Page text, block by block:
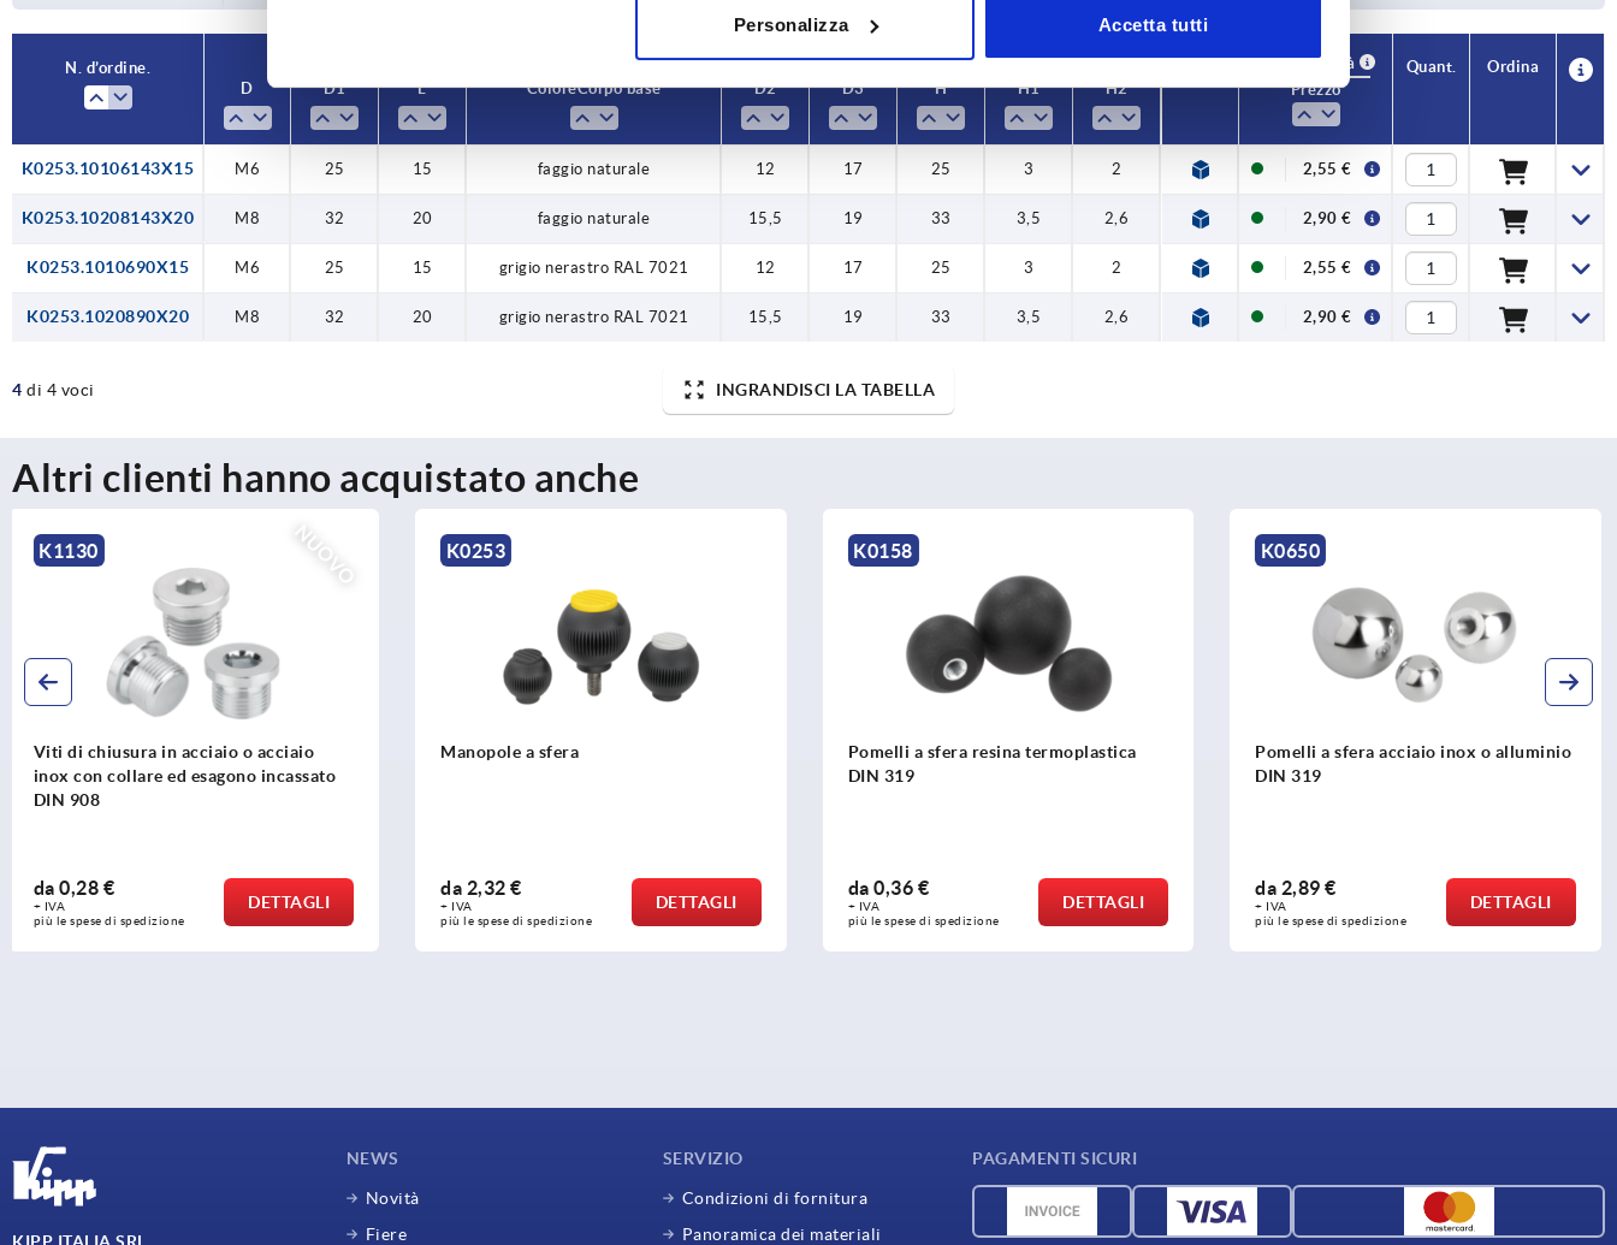
Personalizza Accetta tutti
N. d’ordine.
D
D1 L Colore Corpo base D2 D3 H H1 H2
Disponibilità
Prezzo
Quant. Ordina
K0253.10106143X15 M6 25 15 faggio naturale 12 17 25 3 2 2,55 €
K0253.10208143X20 M8 32 20 faggio naturale 15,5 19 33 3,5 2,6 2,90 €
K0253.1010690X15 M6 25 15 grigio nerastro RAL 7021 12 17 25 3 2 2,55 €
K0253.1020890X20 M8 32 20 grigio nerastro RAL 7021 15,5 19 33 3,5 2,6 2,90 €
4 di 4 voci INGRANDISCI LA TABELLA
Altri clienti hanno acquistato anche
K0253
Manopole a sfera
da2,32 €
+ IVA
più le spese di spedizione
DETTAGLI
K0158
Pomelli a sfera resina termoplastica
da0,36 €
+ IVA
più le spese di spedizione
DETTAGLI
K0650
Pomelli a sfera acciaio inox o alluminio
DIN 319
da2,89 €
+ IVA
più le spese di spedizione
DETTAGLI
K0159
Pomelli a sfera lisci DIN 319
da0,34 €
+ IVA
più le spese di spedizione
DETTAGLI
NEWS
Novità
Fiere
SERVIZIO
Condizioni di fornitura
Panoramica dei materiali
PAGAMENTI SICURI